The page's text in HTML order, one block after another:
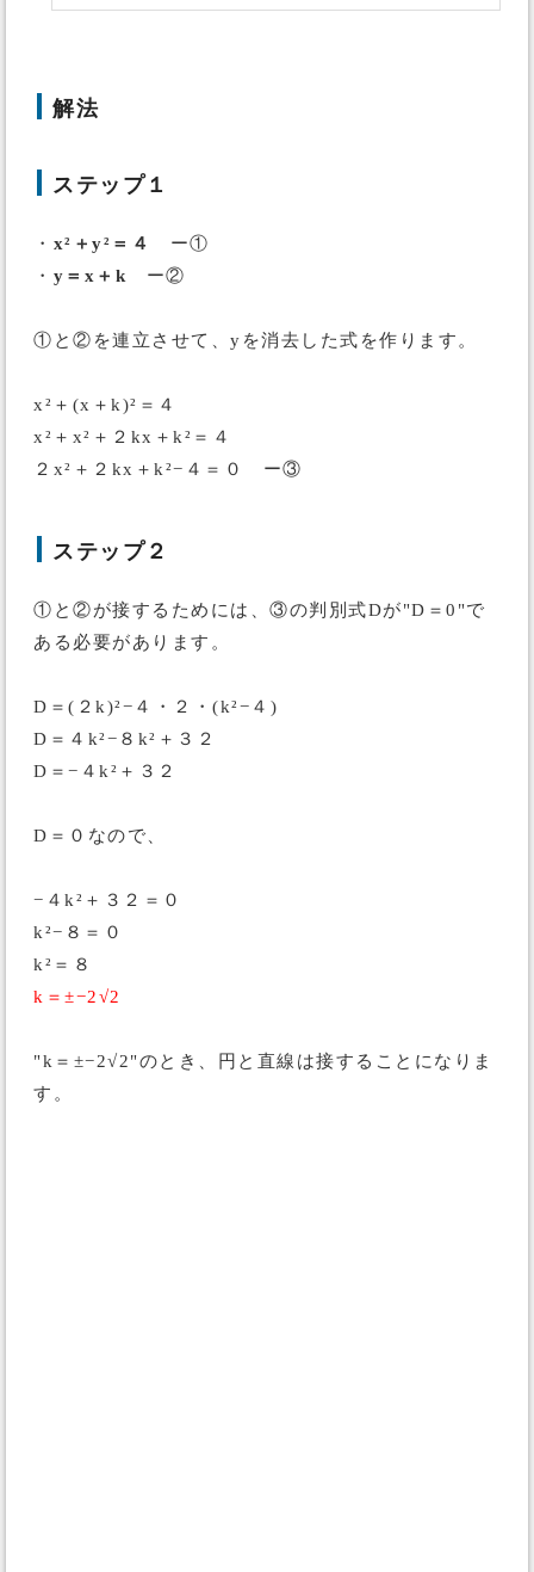
解法
ステップ１
・ x²＋y²＝４
ー①
・ y＝x＋k ー②
①と②を連立させて、yを消去した式を作ります。
x²＋(x＋k)²＝４
x²＋x²＋２kx＋k²＝４
２x²＋２kx＋k²−４＝０ ー③
ステップ２
①と②が接するためには、③の判別式Dが"D＝0"で
ある必要があります。
D＝(２k)²−４・２・(k²−４)
D＝４k²−８k²＋３２
D＝−４k²＋３２
D＝０なので、
−４k²＋３２＝０
k²−８＝０
k²＝８
k＝±−2√2
"k＝±−2√2"のとき、円と直線は接することになりま
す。